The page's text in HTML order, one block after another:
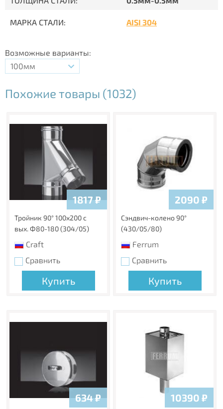
МАРКА СТАЛИ: AISI 304
Возможные варианты:
100мм
Похожие товары (1032)
1817 ₽
Тройник 90° 100х200 с
вых. Ф80-180 (304/05)
Craft
Сравнить
Купить
2090 ₽
Сэндвич-колено 90°
(430/05/80)
Ferrum
Сравнить
Купить
634₽ 10390 ₽